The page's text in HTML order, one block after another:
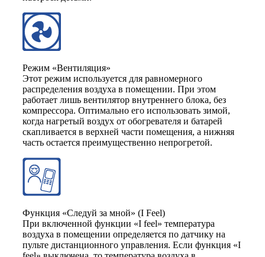
Режим «Вентиляция»
Этот режим используется для равномерного
распределения воздуха в помещении. При этом
работает лишь вентилятор внутреннего блока, без
компрессора. Оптимально его использовать зимой,
когда нагретый воздух от обогревателя и батарей
скапливается в верхней части помещения, а нижняя
часть остается преимущественно непрогретой.
Функция «Следуй за мной» (I Feel)
При включенной функции «I feel» температура
воздуха в помещении определяется по датчику на
пульте дистанционного управления. Если функция «I